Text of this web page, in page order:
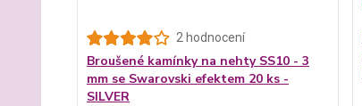
2 hodnocení
Broušené kamínky na nehty SS10 - 3
mm se Swarovski efektem 20 ks -
SILVER